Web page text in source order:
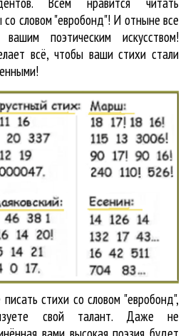
словом "евробонд"! И отныне все
поэтическим искусством!
всё, чтобы ваши стихи стали
стихи со словом "евробонд",
свой талант. Даже не